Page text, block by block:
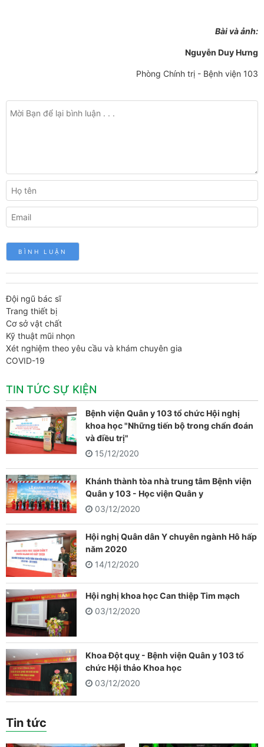
Bài và ảnh:
Nguyễn Duy Hưng
Phòng Chính trị - Bệnh viện 103
Đội ngũ bác sĩ
Trang thiết bị
Cơ sở vật chất
Kỹ thuật mũi nhọn
Xét nghiệm theo yêu cầu và khám chuyên gia
COVID-19
TIN TỨC SỰ KIỆN
Bệnh viện Quân y 103 tổ chức Hội nghị
khoa học "Những tiến bộ trong chẩn đoán
và điều trị"
15/12/2020
Khánh thành tòa nhà trung tâm Bệnh viện
Quân y 103 - Học viện Quân y
03/12/2020
Hội nghị Quân dân Y chuyên ngành Hô hấp
năm 2020
14/12/2020
Hội nghị khoa học Can thiệp Tim mạch
03/12/2020
Khoa Đột quỵ - Bệnh viện Quân y 103 tổ
chức Hội thảo Khoa học
03/12/2020
Tin tức